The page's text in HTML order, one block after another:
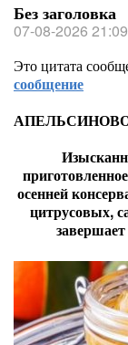
Без заголовка
07-08-2026 21:09
Это цитата
сообщение
осенней
цитрусовых,